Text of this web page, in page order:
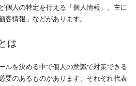
個人の特定を行える「個人情報」、主に
客情報」などがあります。
は
ルを決める中で個人の意識で対策できる
要のあるものがあります、それぞれ代表